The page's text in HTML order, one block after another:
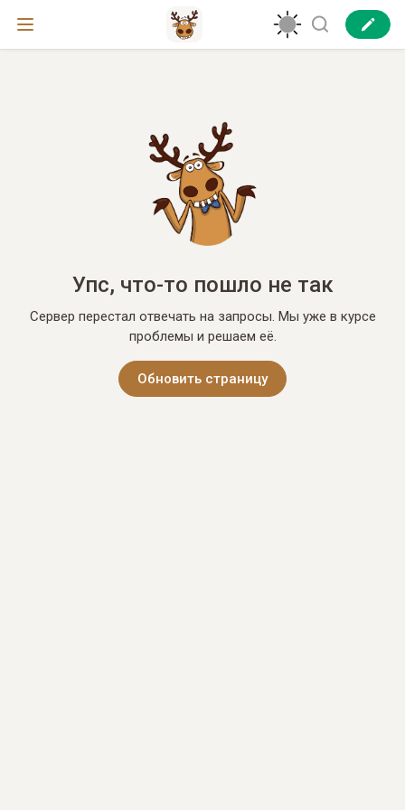
Упс, что-то пошло не так
Сервер перестал отвечать на запросы. Мы уже в курсе
проблемы и решаем её.
Обновить страницу